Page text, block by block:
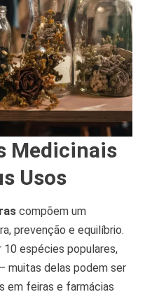
Medicinais
Usos
compõem um
prevenção e equilíbrio.
espécies populares,
muitas delas podem ser
em feiras e farmácias